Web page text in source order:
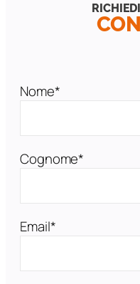
Nome*
Cognome*
Email*